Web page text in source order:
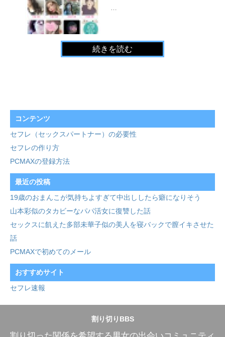
続きを読む
コンテンツ
セフレ（セックスパートナー）の必要性
セフレの作り方
PCMAXの登録方法
最近の投稿
19歳のおまんこが気持ちよすぎて中出ししたら癖になりそう
山本彩似のタカビーなパパ活女に復讐した話
セックスに飢えた多部未華子似の美人を寝バックで膣イキさせた
話
PCMAXで初めてのメール
おすすめサイト
セフレ速報
割り切りBBS